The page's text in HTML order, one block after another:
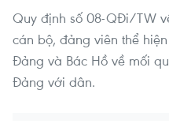
Quy định số 08-QĐi/TW
cán bộ, đảng viên thể
Đảng và Bác Hồ về mối
Đảng với dân.